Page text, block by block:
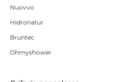
Nuovvo
Hidronatur
Bruntec
Ohmyshower